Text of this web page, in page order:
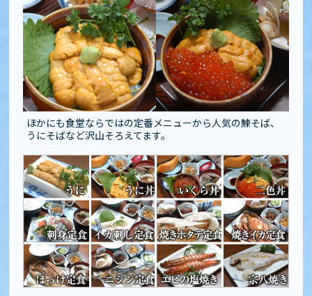
ほかにも食堂ならではの定番メニューから人気の鰊そば、
うにそばなど沢山そろえてます。